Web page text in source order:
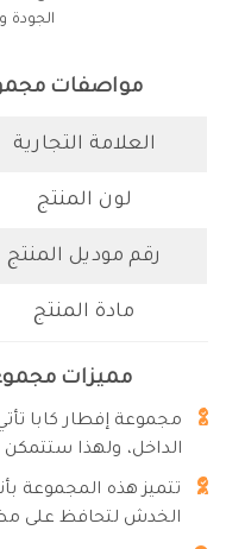
الجودة
مواصفات مجموعة
العلامة التجارية
لون المنتج
رقم موديل المنتج
مادة المنتج
مميزات مجموعة
مجموعة إفطار كابا
الداخل، ولهذا
تتميز هذه المجموعة
الخدش لتحافظ على